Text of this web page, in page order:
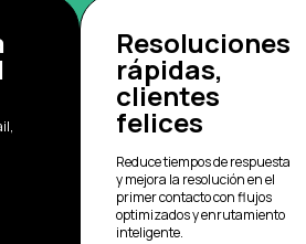
Resoluciones
rápidas,
clientes
felices
Reduce tiempos de respuesta
y mejora la resolución en el
primer contacto con flujos
optimizados y enrutamiento
inteligente.